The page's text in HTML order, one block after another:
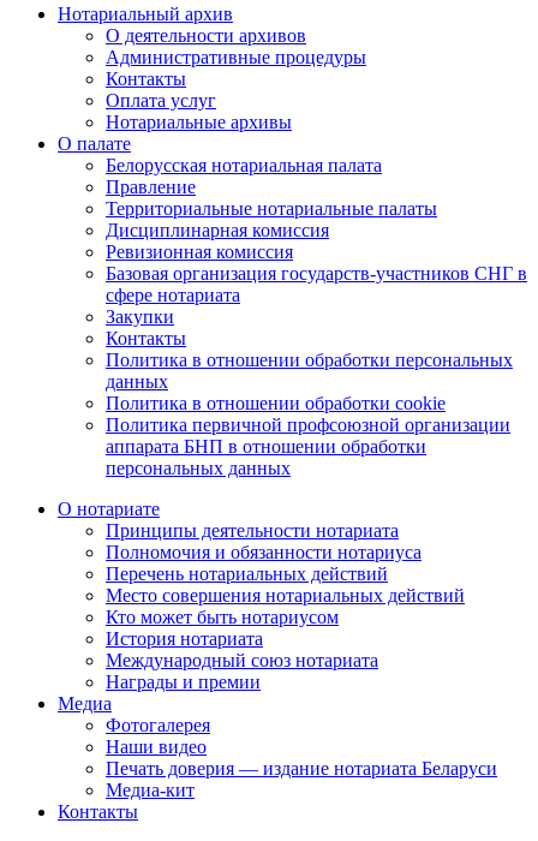
Нотариальный архив
О деятельности архивов
Административные процедуры
Контакты
Оплата услуг
Нотариальные архивы
О палате
Белорусская нотариальная палата
Правление
Территориальные нотариальные палаты
Дисциплинарная комиссия
Ревизионная комиссия
Базовая организация государств-участников СНГ в
сфере нотариата
Закупки
Контакты
Политика в отношении обработки персональных
данных
Политика в отношении обработки cookie
Политика первичной профсоюзной организации
аппарата БНП в отношении обработки
персональных данных
О нотариате
Принципы деятельности нотариата
Полномочия и обязанности нотариуса
Перечень нотариальных действий
Место совершения нотариальных действий
Кто может быть нотариусом
История нотариата
Международный союз нотариата
Награды и премии
Медиа
Фотогалерея
Наши видео
Печать доверия — издание нотариата Беларуси
Медиа-кит
Контакты